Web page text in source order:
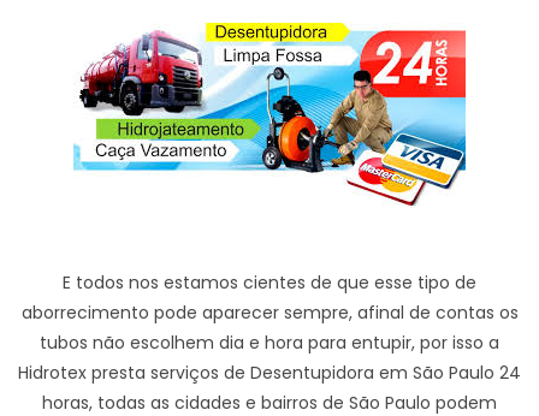
E todos nos estamos cientes de que esse tipo de
aborrecimento pode aparecer sempre, afinal de contas os
tubos não escolhem dia e hora para entupir, por isso a
Hidrotex presta serviços de Desentupidora em São Paulo 24
horas, todas as cidades e bairros de São Paulo podem